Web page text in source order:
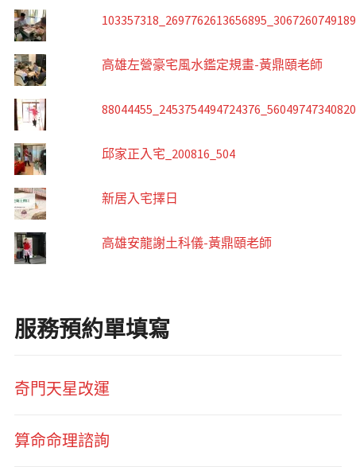
高雄左營豪宅風水鑑定規畫-黃鼎頤老師
邱家正入宅_200816_504
新居入宅擇日
高雄安龍謝土科儀-黃鼎頤老師
服務預約單填寫
奇門天星改運
算命命理諮詢